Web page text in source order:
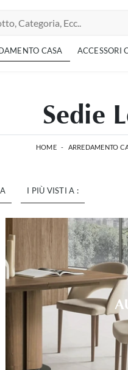
CASA ACCESSORI
Sedie
HOME - ARREDAMENTO
I PIÙ VISTI A :